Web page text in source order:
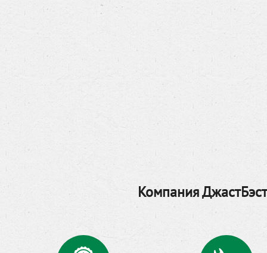
Компания